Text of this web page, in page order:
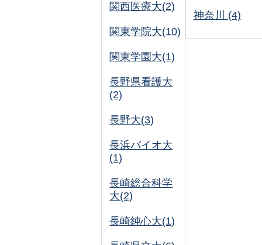
関西医療大(2)
関東学院大(10)
関東学園大(1)
長野県看護大
(2)
長野大(3)
長浜バイオ大
(1)
長崎総合科学
大(2)
長崎純心大(1)
神奈川 (4)